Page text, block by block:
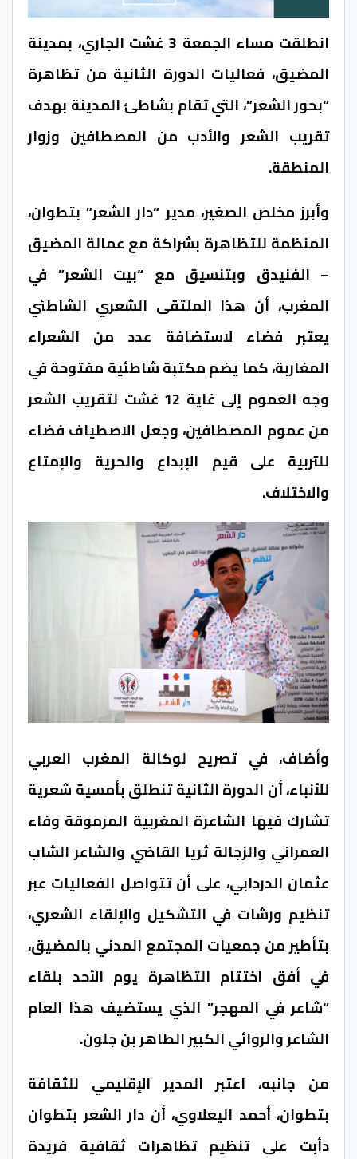
انطلقت مساء الجمعة 3 غشت الجاري، بمدينة
المضيق، فعاليات الدورة الثانية من تظاهرة
“بحور الشعر”، التي تقام بشاطئ المدينة بهدف
تقريب الشعر والأدب من المصطافين وزوار
المنطقة.
وأبرز مخلص الصغير، مدير “دار الشعر” بتطوان،
المنظمة للتظاهرة بشراكة مع عمالة المضيق
– الفنيدق وبتنسيق مع “بيت الشعر” في
المغرب، أن هذا الملتقى الشعري الشاطئي
يعتبر فضاء لاستضافة عدد من الشعراء
المغاربة، كما يضم مكتبة شاطئية مفتوحة في
وجه العموم إلى غاية 12 غشت لتقريب الشعر
من عموم المصطافين، وجعل الاصطياف فضاء
للتربية على قيم الإبداع والحرية والإمتاع
والاختلاف.
وأضاف، في تصريح لوكالة المغرب العربي
للأنباء، أن الدورة الثانية تنطلق بأمسية شعرية
تشارك فيها الشاعرة المغربية المرموقة وفاء
العمراني والزجالة ثريا القاضي والشاعر الشاب
عثمان الدردابي، على أن تتواصل الفعاليات عبر
تنظيم ورشات في التشكيل والإلقاء الشعري،
بتأطير من جمعيات المجتمع المدني بالمضيق،
في أفق اختتام التظاهرة يوم الأحد بلقاء
“شاعر في المهجر” الذي يستضيف هذا العام
الشاعر والروائي الكبير الطاهر بن جلون.
من جانبه، اعتبر المدير الإقليمي للثقافة
بتطوان، أحمد اليعلاوي، أن دار الشعر بتطوان
دأبت على تنظيم تظاهرات ثقافية فريدة